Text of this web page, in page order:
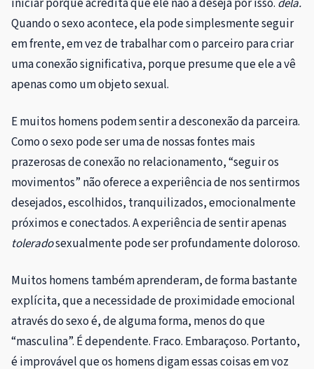
iniciar porque acredita que ele não a deseja por isso. dela.
Quando o sexo acontece, ela pode simplesmente seguir
em frente, em vez de trabalhar com o parceiro para criar
uma conexão significativa, porque presume que ele a vê
apenas como um objeto sexual.
E muitos homens podem sentir a desconexão da parceira.
Como o sexo pode ser uma de nossas fontes mais
prazerosas de conexão no relacionamento, “seguir os
movimentos” não oferece a experiência de nos sentirmos
desejados, escolhidos, tranquilizados, emocionalmente
próximos e conectados. A experiência de sentir apenas
toleradosexualmente pode ser profundamente doloroso.
Muitos homens também aprenderam, de forma bastante
explícita, que a necessidade de proximidade emocional
através do sexo é, de alguma forma, menos do que
“masculina”. É dependente. Fraco. Embaraçoso. Portanto,
é improvável que os homens digam essas coisas em voz